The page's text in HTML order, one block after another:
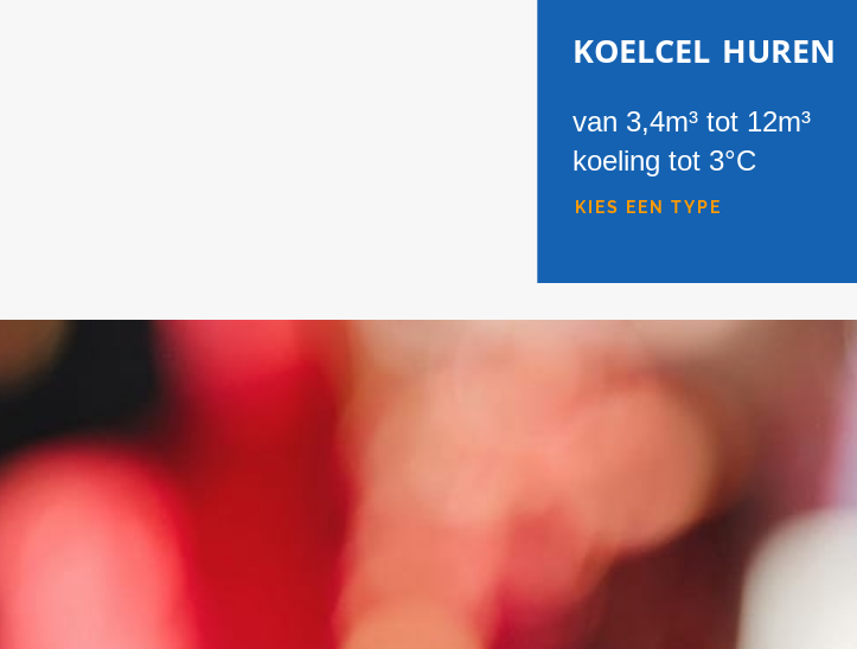
koelcel huren
van 3,4m³ tot 12m³
koeling tot 3°C
KIES EEN TYPE